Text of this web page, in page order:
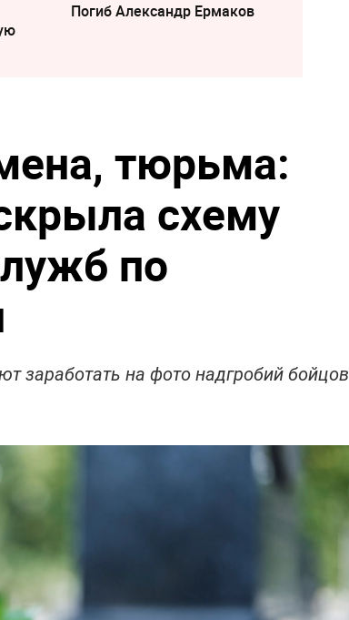
Погиб Александр Ермаков
тюрьма:
схему
по
заработать на фото надгробий бойцов